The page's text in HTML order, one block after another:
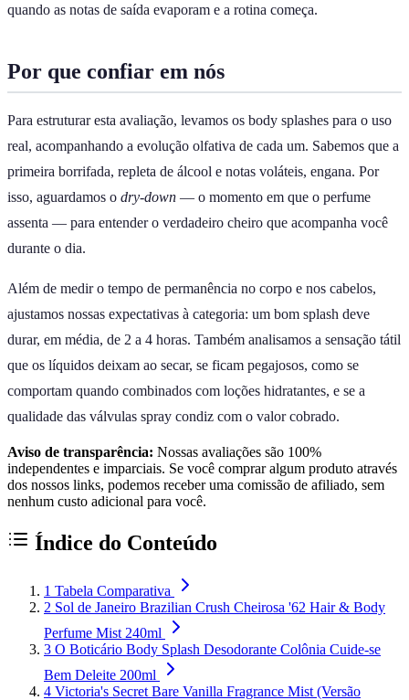
quando as notas de saída evaporam e a rotina começa.
Por que confiar em nós
Para estruturar esta avaliação, levamos os body splashes para o uso
real, acompanhando a evolução olfativa de cada um. Sabemos que a
primeira borrifada, repleta de álcool e notas voláteis, engana. Por
isso, aguardamos o dry-down — o momento em que o perfume
assenta — para entender o verdadeiro cheiro que acompanha você
durante o dia.
Além de medir o tempo de permanência no corpo e nos cabelos,
ajustamos nossas expectativas à categoria: um bom splash deve
durar, em média, de 2 a 4 horas. Também analisamos a sensação tátil
que os líquidos deixam ao secar, se ficam pegajosos, como se
comportam quando combinados com loções hidratantes, e se a
qualidade das válvulas spray condiz com o valor cobrado.
Aviso de transparência: Nossas avaliações são 100%
independentes e imparciais. Se você comprar algum produto através
dos nossos links, podemos receber uma comissão de afiliado, sem
nenhum custo adicional para você.
Índice do Conteúdo
1 Tabela Comparativa
2 Sol de Janeiro Brazilian Crush Cheirosa '62 Hair & Body
Perfume Mist 240ml
3 O Boticário Body Splash Desodorante Colônia Cuide-se
Bem Deleite 200ml
4 Victoria's Secret Bare Vanilla Fragrance Mist (Versão